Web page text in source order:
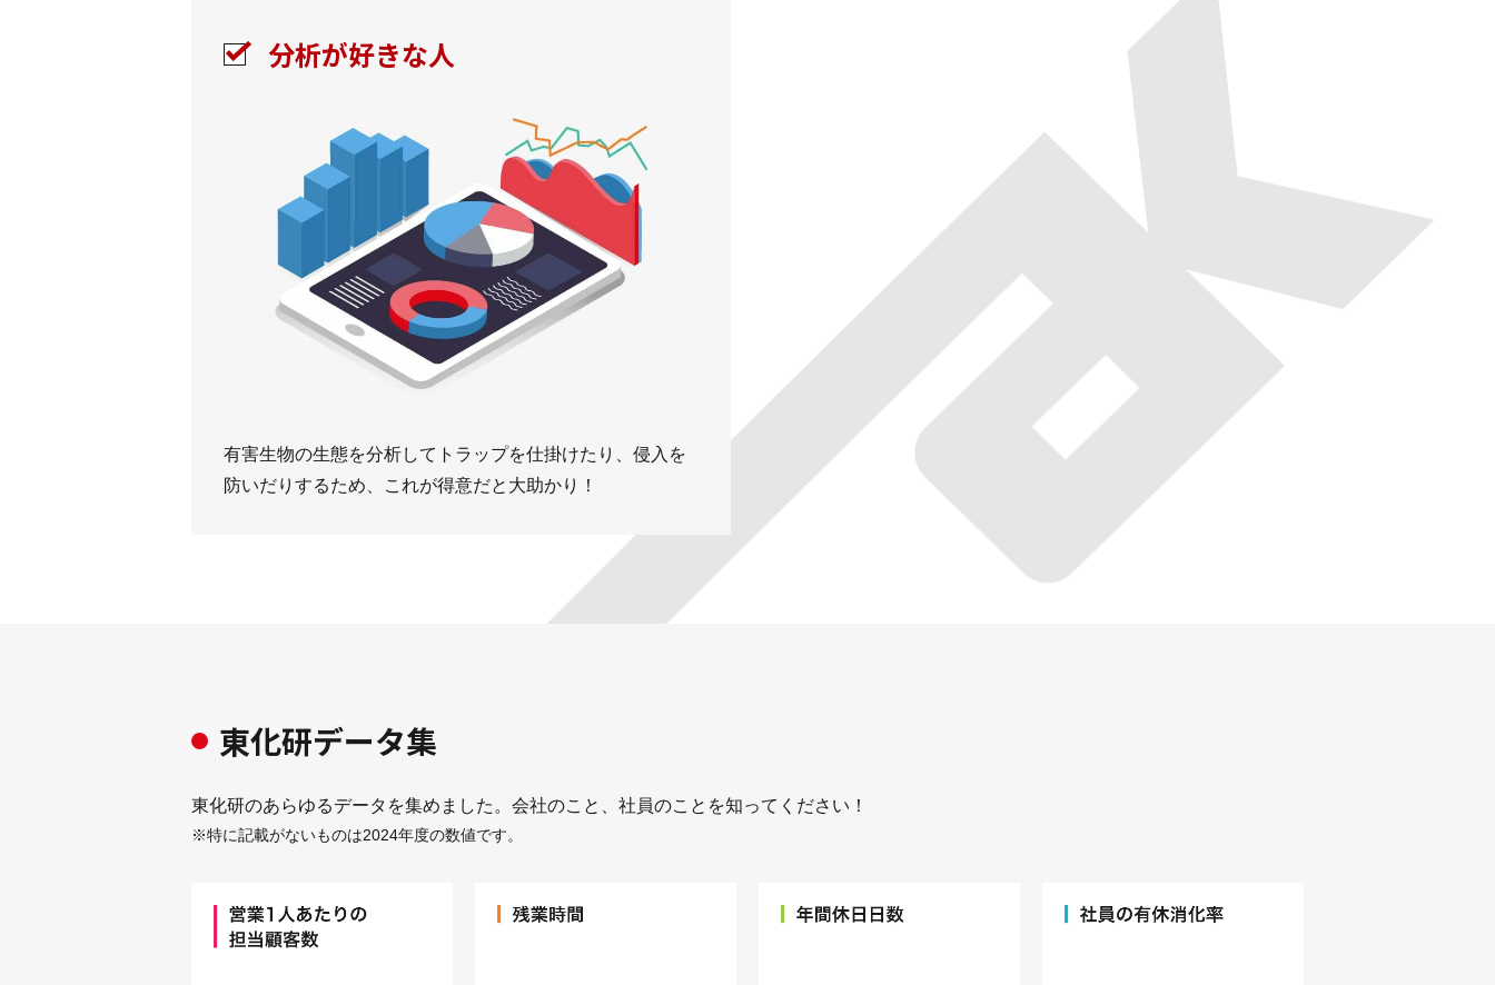
分析が好きな人
有害生物の生態を分析してトラップを仕掛けたり、侵入を
防いだりするため、これが得意だと大助かり！
東化研データ集
東化研のあらゆるデータを集めました。会社のこと、社員のことを知ってください！
※特に記載がないものは2024年度の数値です。